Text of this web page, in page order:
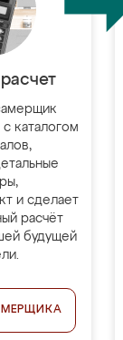
каталогом
и сделает
расчёт
будущей